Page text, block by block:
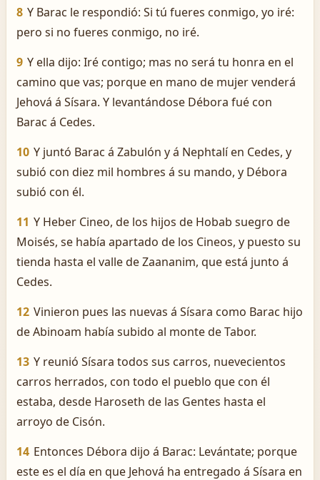
8 Y Barac le respondió: Si tú fueres conmigo, yo iré:
pero si no fueres conmigo, no iré.
9 Y ella dijo: Iré contigo; mas no será tu honra en el
camino que vas; porque en mano de mujer venderá
Jehová á Sísara. Y levantándose Débora fué con
Barac á Cedes.
10 Y juntó Barac á Zabulón y á Nephtalí en Cedes, y
subió con diez mil hombres á su mando, y Débora
subió con él.
11 Y Heber Cineo, de los hijos de Hobab suegro de
Moisés, se había apartado de los Cineos, y puesto su
tienda hasta el valle de Zaananim, que está junto á
Cedes.
12 Vinieron pues las nuevas á Sísara como Barac hijo
de Abinoam había subido al monte de Tabor.
13 Y reunió Sísara todos sus carros, nuevecientos
carros herrados, con todo el pueblo que con él
estaba, desde Haroseth de las Gentes hasta el
arroyo de Cisón.
14 Entonces Débora dijo á Barac: Levántate; porque
este es el día en que Jehová ha entregado á Sísara en